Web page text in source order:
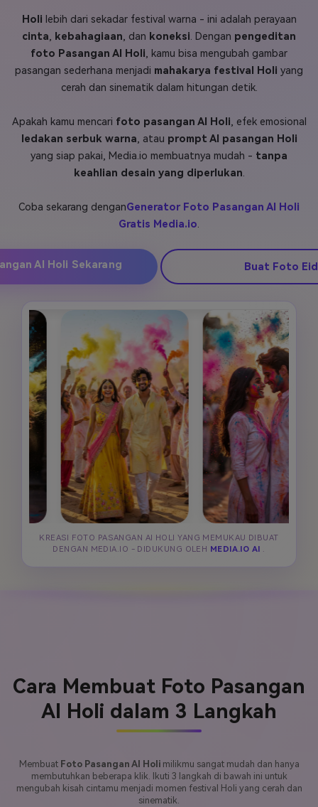
FAQs Hubungi Kami
Tips & Tutorial AI
Jelajahi Lebih Banyak >>
Masuk
Berkreasi dengan AI
Holi lebih dari sekadar festival warna - ini adalah perayaan
cinta, kebahagiaan, dan koneksi. Dengan pengeditan
foto Pasangan AI Holi, kamu bisa mengubah gambar
pasangan sederhana menjadi mahakarya festival Holi yang
cerah dan sinematik dalam hitungan detik.
Apakah kamu mencari foto pasangan AI Holi, efek emosional
ledakan serbuk warna, atau prompt AI pasangan Holi
yang siap pakai, Media.io membuatnya mudah - tanpa
keahlian desain yang diperlukan.
Coba sekarang denganGenerator Foto Pasangan AI Holi
Gratis Media.io.
AI Holi Sekarang Buat Foto
KREASI FOTO PASANGAN AI HOLI YANG MEMUKAU DIBUAT
DENGAN MEDIA.IO - DIDUKUNG OLEH MEDIA.IO AI .
Cara Membuat Foto Pasangan
AI Holi dalam 3 Langkah
Membuat Foto Pasangan AI Holimilikmu sangat mudah dan hanya
membutuhkan beberapa klik. Ikuti 3 langkah di bawah ini untuk
mengubah kisah cintamu menjadi momen festival Holi yang cerah dan
sinematik.